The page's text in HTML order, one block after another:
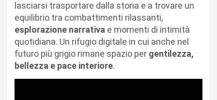
lasciarsi trasportare dalla storia e a trovare un
equilibrio tra combattimenti rilassanti,
esplorazione narrativa e momenti di intimità
quotidiana. Un rifugio digitale in cui anche nel
futuro più grigio rimane spazio per gentilezza,
bellezza e pace interiore.